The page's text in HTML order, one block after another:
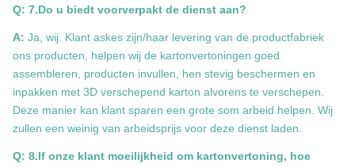
Q: 7.Do u biedt voorverpakt de dienst aan?
A: Ja, wij. Klant askes zijn/haar levering van de productfabriek
ons producten, helpen wij de kartonvertoningen goed
assembleren, producten invullen, hen stevig beschermen en
inpakken met 3D verschepend karton alvorens te verschepen.
Deze manier kan klant sparen een grote som arbeid helpen. Wij
zullen een weinig van arbeidsprijs voor deze dienst laden.
Q: 8.If onze klant moeilijkheid om kartonvertoning, hoe